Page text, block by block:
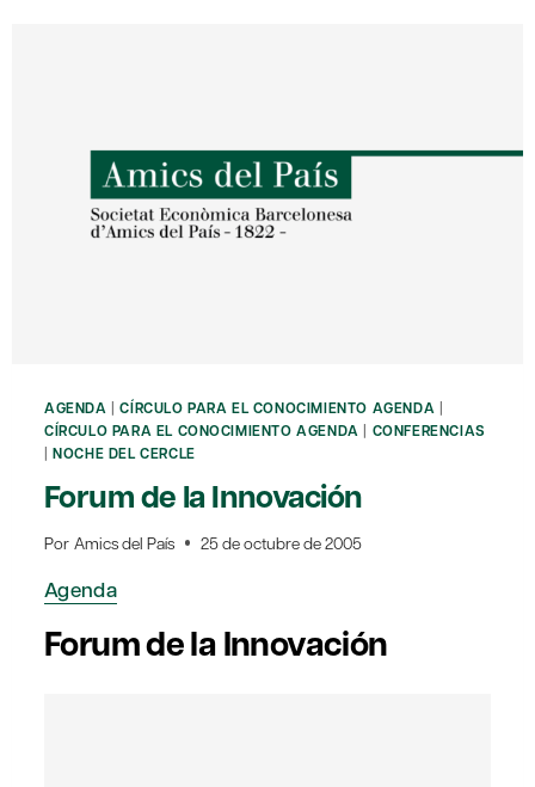
AGENDA |CÍRCULO PARA EL CONOCIMIENTO AGENDA |
CÍRCULO PARA EL CONOCIMIENTO AGENDA | CONFERENCIAS
|NOCHE DEL CERCLE
Forum de la Innovación
Por Amics del País 25 de octubre de 2005
Agenda
Forum de la Innovación